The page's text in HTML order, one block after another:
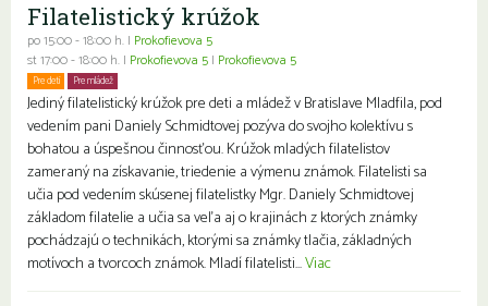
Filatelistický krúžok
po 15:00 - 18:00 h. | Prokofievova 5
st 17:00 - 18:00 h. | Prokofievova 5 | Prokofievova 5
Pre deti Pre mládež
Jediný filatelistický krúžok pre deti a mládež v Bratislave Mladfila, pod
vedením pani Daniely Schmidtovej pozýva do svojho kolektívu s
bohatou a úspešnou činnosťou. Krúžok mladých filatelistov
zameraný na získavanie, triedenie a výmenu známok. Filatelisti sa
učia pod vedením skúsenej filatelistky Mgr. Daniely Schmidtovej
základom filatelie a učia sa veľa aj o krajinách z ktorých známky
pochádzajú o technikách, ktorými sa známky tlačia, základných
motívoch a tvorcoch známok. Mladí filatelisti...Viac